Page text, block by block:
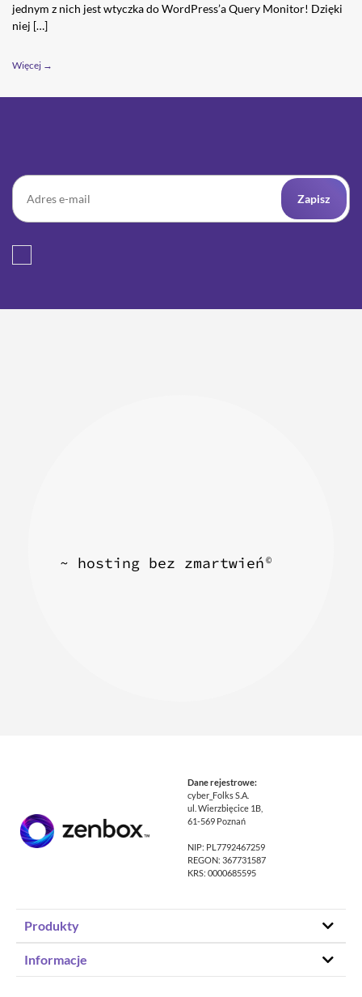
jednym z nich jest wtyczka do WordPress’a Query Monitor! Dzięki
niej […]
Więcej →
Zapisz
~ hosting bez zmartwień
©
Dane rejestrowe:
cyber_Folks S.A.
ul. Wierzbięcice 1B,
61-569 Poznań
NIP: PL7792467259
REGON: 367731587
KRS: 0000685595
Produkty
Hosting WordPress
Informacje